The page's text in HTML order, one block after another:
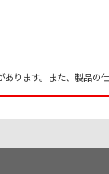
今まで設定や計算も面
大きくプリントするの
これは買いですヨ!!（
、このソフトで簡単に
ります。また、製品